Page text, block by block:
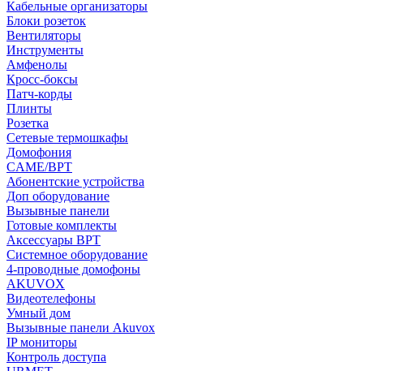
Кабельные организаторы
Блоки розеток
Вентиляторы
Инструменты
Амфенолы
Кросс-боксы
Патч-корды
Плинты
Розетка
Сетевые термошкафы
Домофония
CAME/BPT
Абонентские устройства
Доп оборудование
Вызывные панели
Готовые комплекты
Аксессуары BPT
Системное оборудование
4-проводные домофоны
AKUVOX
Видеотелефоны
Умный дом
Вызывные панели Akuvox
IP мониторы
Контроль доступа